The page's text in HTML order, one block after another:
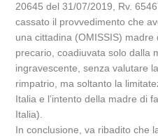
20645 del 31/07/2019, Rv.
cassato il provvedimento che
una cittadina (OMISSIS)
precario, coadiuvata solo dalla
ingravescente, senza valutare
rimpatrio, ma soltanto la
Italia e l’intento della madre di
Italia).
In conclusione, va ribadito che